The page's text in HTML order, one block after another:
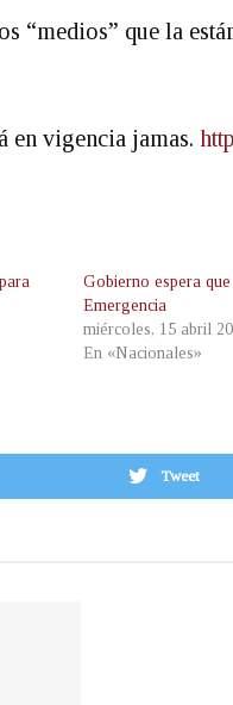
“medios” que la
en vigencia jamas.
Gobierno espera
Emergencia
miércoles, 15 abril
En «Nacionales»
Tweet